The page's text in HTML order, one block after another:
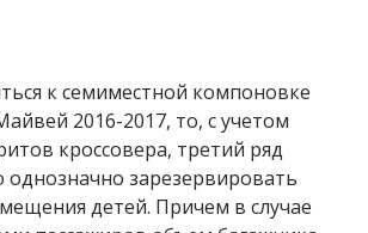
к семиместной компоновке
2016-2017, то, с учетом
кроссовера, третий ряд
зарезервировать
детей. Причем в случае